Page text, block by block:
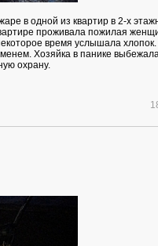
в одной из квартир в 2-х
проживала пожилая
время услышала
Хозяйка в панике
охрану.